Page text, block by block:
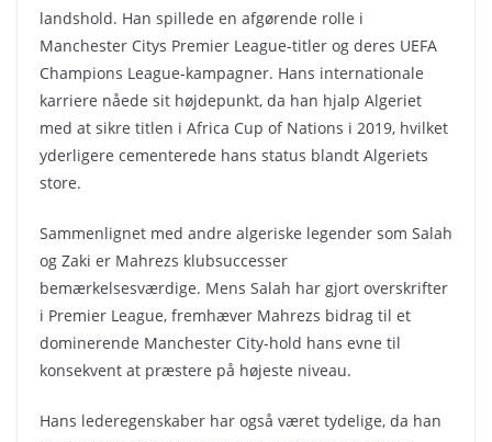
landshold. Han spillede en afgørende rolle i
Manchester Citys Premier League-titler og deres UEFA
Champions League-kampagner. Hans internationale
karriere nåede sit højdepunkt, da han hjalp Algeriet
med at sikre titlen i Africa Cup of Nations i 2019, hvilket
yderligere cementerede hans status blandt Algeriets
store.
Sammenlignet med andre algeriske legender som Salah
og Zaki er Mahrezs klubsuccesser
bemærkelsesværdige. Mens Salah har gjort overskrifter
i Premier League, fremhæver Mahrezs bidrag til et
dominerende Manchester City-hold hans evne til
konsekvent at præstere på højeste niveau.
Hans lederegenskaber har også været tydelige, da han